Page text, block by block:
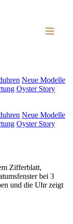
Neue Modelle
Oyster Story
Neue Modelle
Oyster Story